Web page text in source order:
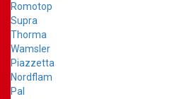
Romotop
Supra
Thorma
Wamsler
Piazzetta
Nordflam
Pal